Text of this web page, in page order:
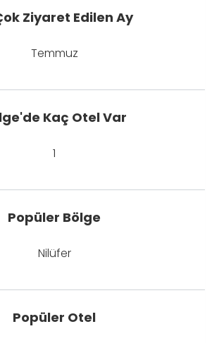
Ziyaret Edilen Ay
Temmuz
Kaç Otel Var
1
Popüler Bölge
Nilüfer
Popüler Otel